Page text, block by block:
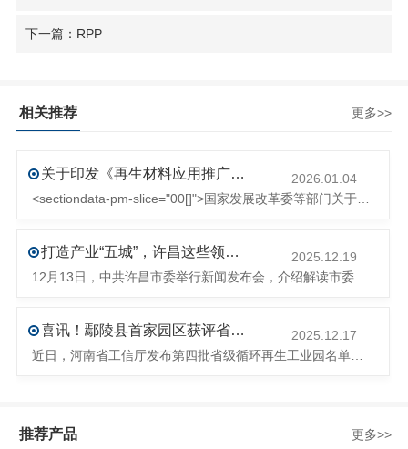
下一篇：RPP
相关推荐 更多>>
关于印发《再生材料应用推广行动方案》的通知(发改环资〔2025〕1681号)
2026.01.04
打造产业“五城”，许昌这些领域将迎来大发展！
2025.12.19
喜讯！鄢陵县首家园区获评省级循环再生工业园
2025.12.17
推荐产品 更多>>